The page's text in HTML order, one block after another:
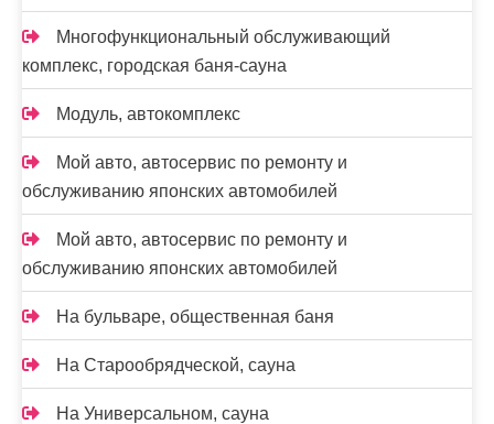
Многофункциональный обслуживающий
комплекс, ​городская баня-сауна
Модуль, автокомплекс
Мой авто, автосервис по ремонту и
обслуживанию японских автомобилей
Мой авто, автосервис по ремонту и
обслуживанию японских автомобилей
На бульваре, общественная баня
На Старообрядческой, сауна
На Универсальном, сауна